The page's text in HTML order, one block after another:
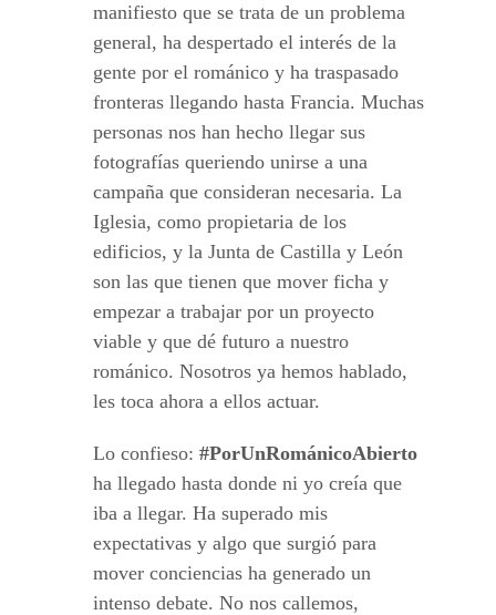
manifiesto que se trata de un problema
general, ha despertado el interés de la
gente por el románico y ha traspasado
fronteras llegando hasta Francia. Muchas
personas nos han hecho llegar sus
fotografías queriendo unirse a una
campaña que consideran necesaria. La
Iglesia, como propietaria de los
edificios, y la Junta de Castilla y León
son las que tienen que mover ficha y
empezar a trabajar por un proyecto
viable y que dé futuro a nuestro
románico. Nosotros ya hemos hablado,
les toca ahora a ellos actuar.
Lo confieso: #PorUnRománicoAbierto
ha llegado hasta donde ni yo creía que
iba a llegar. Ha superado mis
expectativas y algo que surgió para
mover conciencias ha generado un
intenso debate. No nos callemos,